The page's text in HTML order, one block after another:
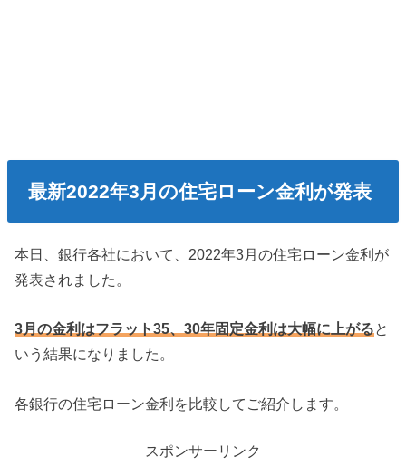
最新2022年3月の住宅ローン金利が発表
本日、銀行各社において、2022年3月の住宅ローン金利が
発表されました。
3月の金利はフラット35、30年固定金利は大幅に上がると
いう結果になりました。
各銀行の住宅ローン金利を比較してご紹介します。
スポンサーリンク